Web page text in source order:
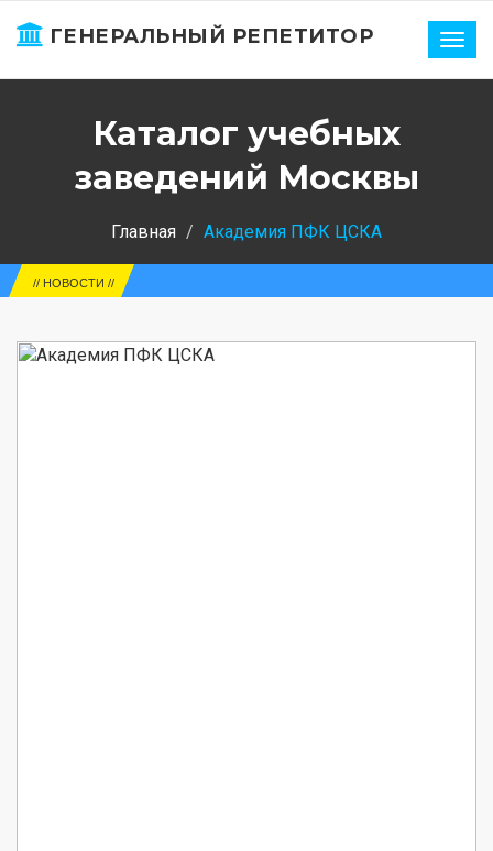
ГЕНЕРАЛЬНЫЙ РЕПЕТИТОР
Каталог учебных
заведений Москвы
Главная Академия ПФК ЦСКА
// НОВОСТИ //